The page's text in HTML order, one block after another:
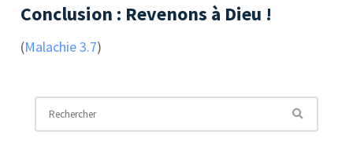
Conclusion : Revenons à Dieu !
(Malachie 3.7)